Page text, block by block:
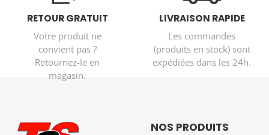
RETOUR GRATUIT
Votre produit ne
convient pas ?
Retournez-le en
magasin.
LIVRAISON RAPIDE
Les commandes
(produits en stock) sont
expédiées dans les 24h.
NOS PRODUITS